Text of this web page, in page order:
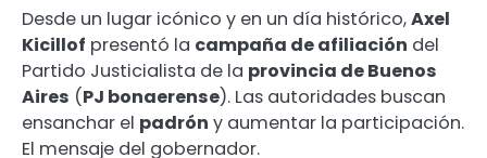
Desde un lugar icónico y en un día histórico,Axel
Kicillof presentó la campaña de afiliación del
Partido Justicialista de la provincia de Buenos
Aires (PJ bonaerense). Las autoridades buscan
ensanchar el padrón y aumentar la participación.
El mensaje del gobernador.